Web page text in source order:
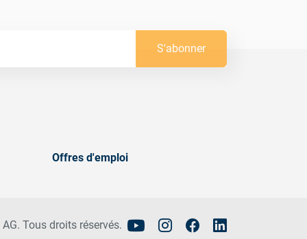
S'abonner
Offres d'emploi
Tous droits réservés.